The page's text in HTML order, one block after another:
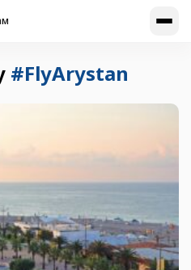
#FlyArystan